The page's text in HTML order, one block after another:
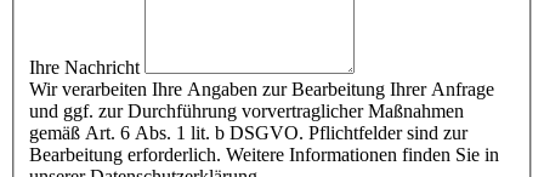
Ihre Nachricht
Wir verarbeiten Ihre Angaben zur Bearbeitung Ihrer Anfrage
und ggf. zur Durchführung vorvertraglicher Maßnahmen
gemäß Art. 6 Abs. 1 lit. b DSGVO. Pflichtfelder sind zur
Bearbeitung erforderlich. Weitere Informationen finden Sie in